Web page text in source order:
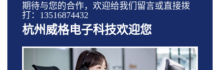
期待与您的合作，欢迎给我们留言或直接拨
打：13516874432
杭州威格电子科技欢迎您